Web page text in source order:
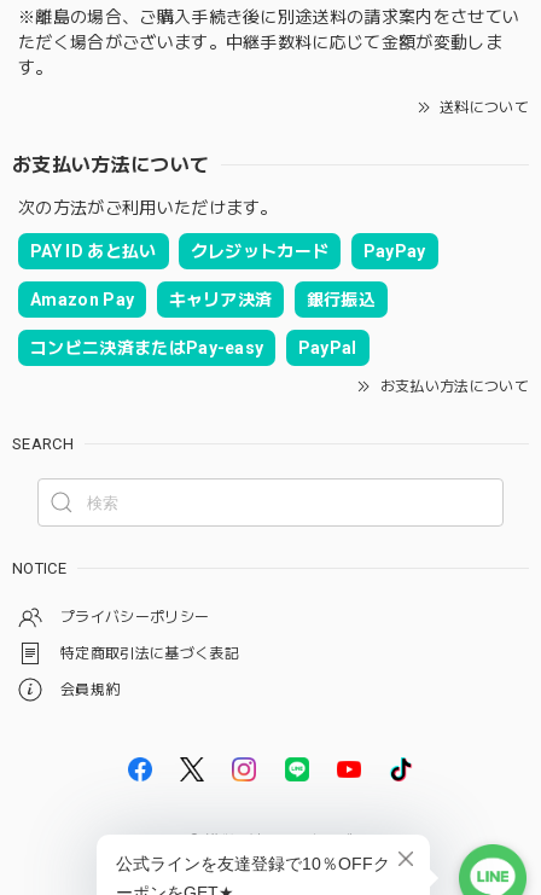
※離島の場合、ご購入手続き後に別途送料の請求案内をさせてい
ただく場合がございます。中継手数料に応じて金額が変動しま
す。
送料について
お支払い方法について
次の方法がご利用いただけます。
PAY ID あと払い クレジットカード PayPay
Amazon Pay キャリア決済 銀行振込
コンビニ決済またはPay-easy PayPal
お支払い方法について
SEARCH
NOTICE
プライバシーポリシー
特定商取引法に基づく表記
会員規約
© 雑貨屋はらペコクラブ